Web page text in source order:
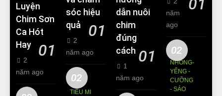
Luyện
Chim Sơn
Ca Hót
Hay
01
2
năm ago
sóc hiệu
quả
01
2
năm ago
02
TIỂU MI
dẫn nuôi
chim
đúng
cách 01
1
năm ago
01
năm
ago
02
NHỒNG-
YỂNG -
CƯỠNG
- SÁO